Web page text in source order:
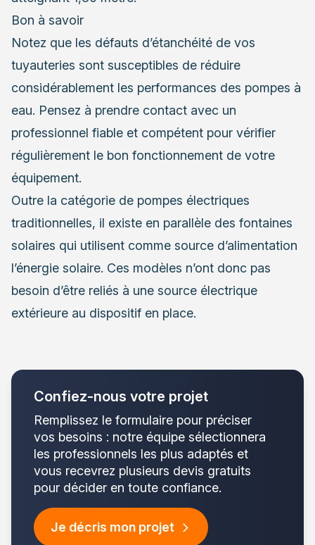
Bon à savoir
Notez que les défauts d’étanchéité de vos
tuyauteries sont susceptibles de réduire
considérablement les performances des pompes à
eau. Pensez à prendre contact avec un
professionnel fiable et compétent pour vérifier
régulièrement le bon fonctionnement de votre
équipement.
Outre la catégorie de pompes électriques
traditionnelles, il existe en parallèle des fontaines
solaires qui utilisent comme source d’alimentation
l’énergie solaire. Ces modèles n’ont donc pas
besoin d’être reliés à une source électrique
extérieure au dispositif en place.
Confiez-nous votre projet
Remplissez le formulaire pour préciser
vos besoins : notre équipe sélectionnera
les professionnels les plus adaptés et
vous recevrez plusieurs devis gratuits
pour décider en toute confiance.
Je décris mon projet